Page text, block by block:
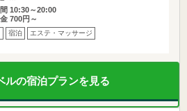
10:30～20:00
700円～
宿泊 エステ・マッサージ
ルの宿泊プランを見る